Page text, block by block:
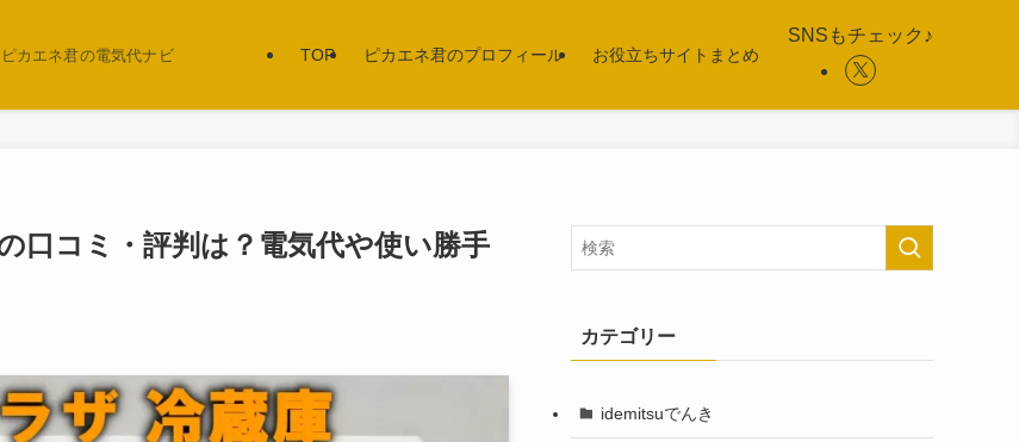
カエネ君の電気代ナビ TOP ピカエネ君のプロフィール お役立ちサイトまとめ
SNSもチェック♪
口コミ・評判は？電気代や使い勝手
カテゴリー
idemitsuでんき